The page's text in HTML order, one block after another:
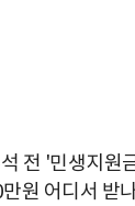
전 '민생지원
원 어디서 받